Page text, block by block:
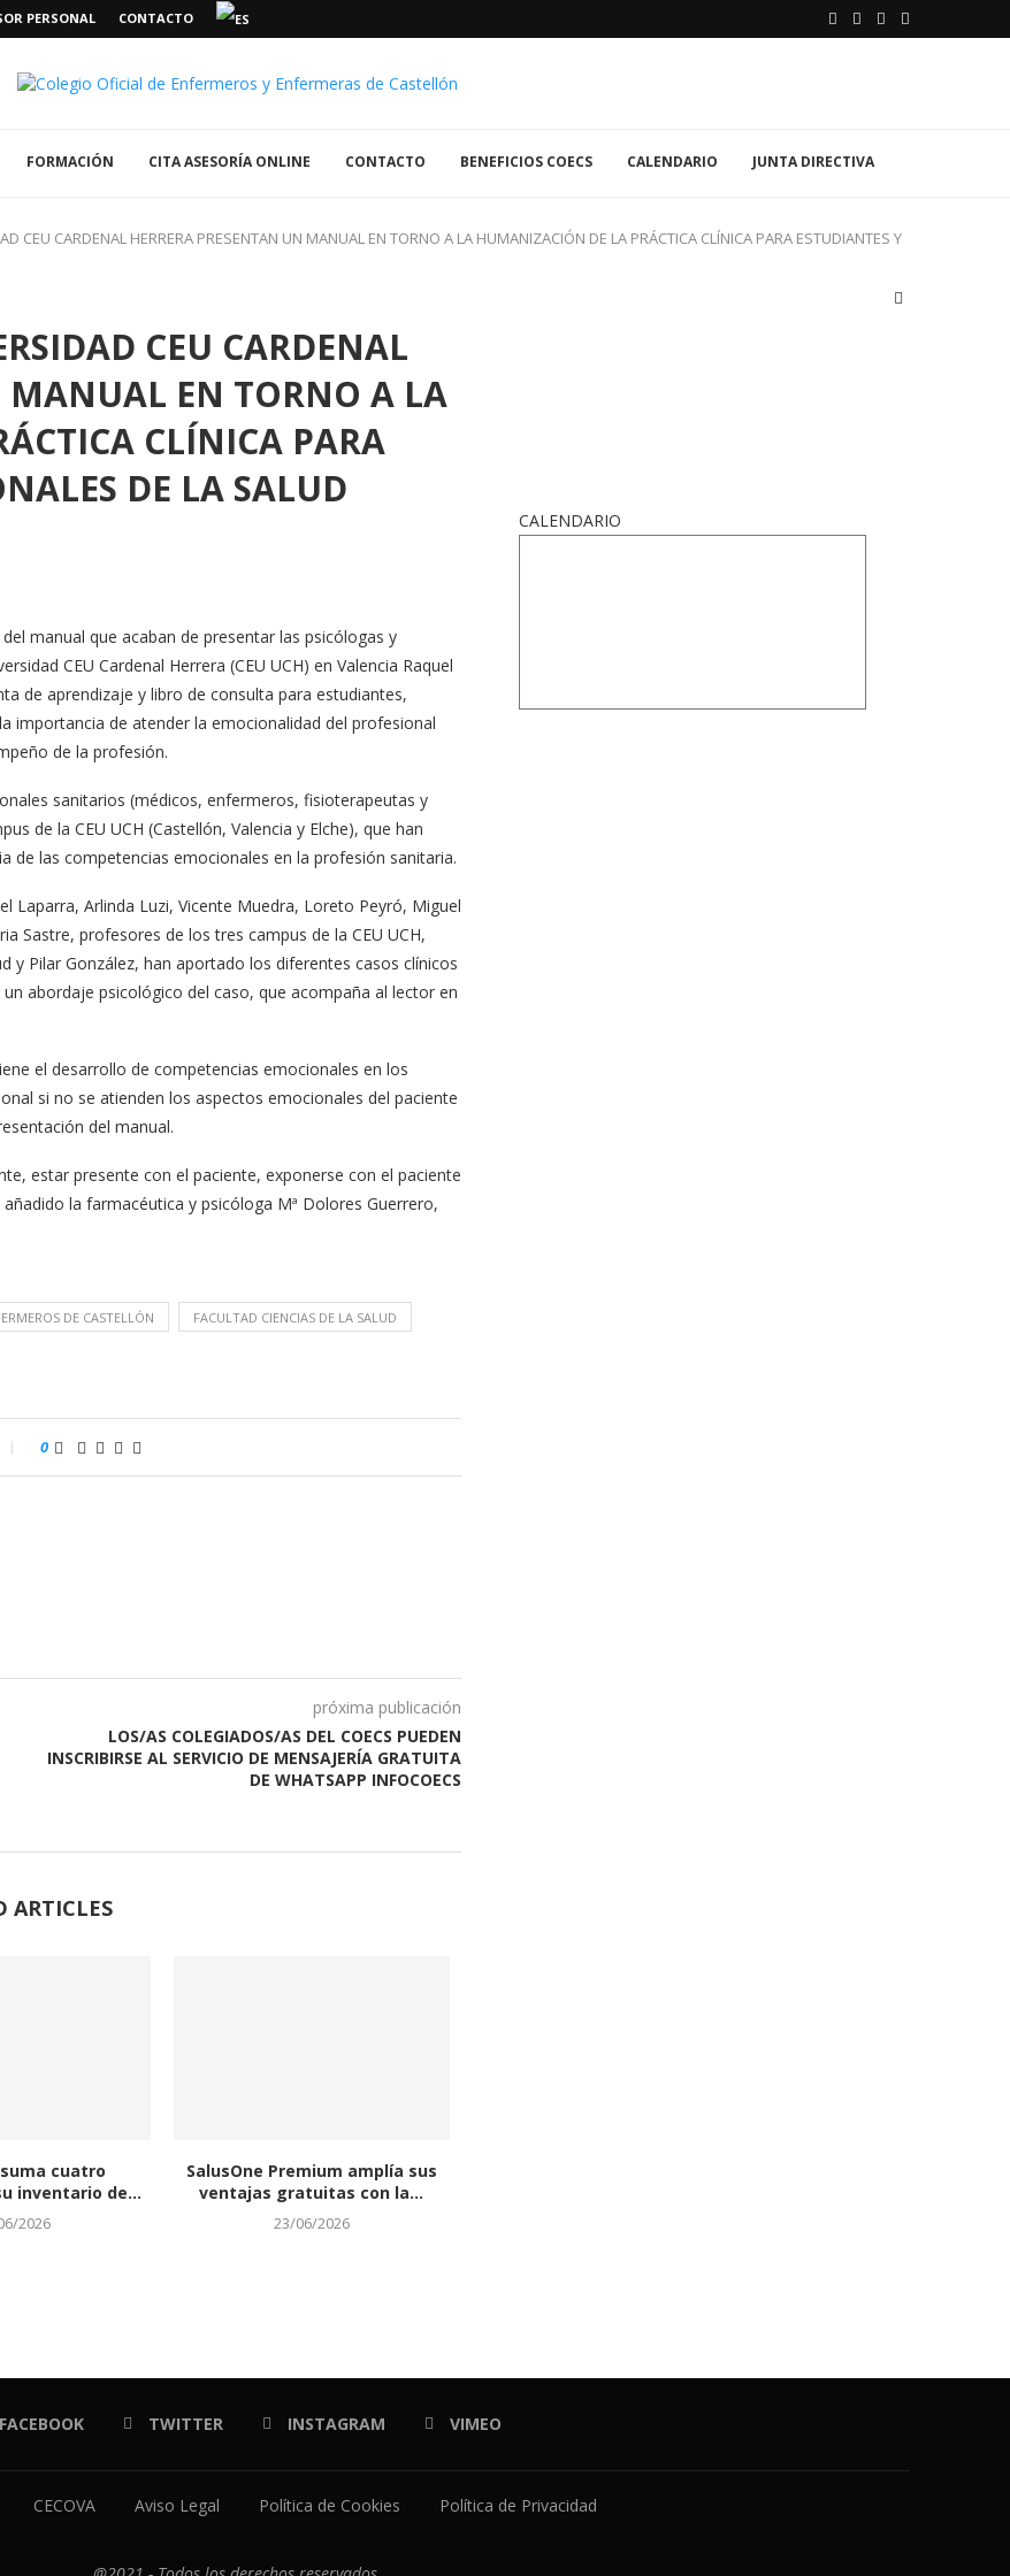
PERSONAL CONTACTO
FORMACIÓN CITA ASESORÍA ONLINE CONTACTO BENEFICIOS COECS CALENDARIO JUNTA DIRECTIVA
CEU CARDENAL HERRERA PRESENTAN UN MANUAL EN TORNO A LA HUMANIZACIÓN DE LA PRÁCTICA CLÍNICA PARA ESTUDIANTES Y
CEU CARDENAL
MANUAL EN TORNO A LA
CLÍNICA PARA
DE LA SALUD
manual que acaban de presentar las psicólogas y
CEU Cardenal Herrera (CEU UCH) en Valencia Raquel
de aprendizaje y libro de consulta para estudiantes,
importancia de atender la emocionalidad del profesional
de la profesión.
sanitarios (médicos, enfermeros, fisioterapeutas y
de la CEU UCH (Castellón, Valencia y Elche), que han
de las competencias emocionales en la profesión sanitaria.
Laparra, Arlinda Luzi, Vicente Muedra, Loreto Peyró, Miguel
Sastre, profesores de los tres campus de la CEU UCH,
Pilar González, han aportado los diferentes casos clínicos
abordaje psicológico del caso, que acompaña al lector en
el desarrollo de competencias emocionales en los
si no se atienden los aspectos emocionales del paciente
del manual.
estar presente con el paciente, exponerse con el paciente
la farmacéutica y psicóloga Mª Dolores Guerrero,
DE CASTELLÓN FACULTAD CIENCIAS DE LA SALUD
0
próxima publicación
LOS/AS COLEGIADOS/AS DEL COECS PUEDEN
INSCRIBIRSE AL SERVICIO DE MENSAJERÍA GRATUITA
DE WHATSAPP INFOCOECS
ARTICLES
cuatro
inventario de...
2026
SalusOne Premium amplía sus
ventajas gratuitas con la...
23/06/2026
CALENDARIO
FACEBOOK TWITTER INSTAGRAM VIMEO
CECOVA Aviso Legal Política de Cookies Política de Privacidad